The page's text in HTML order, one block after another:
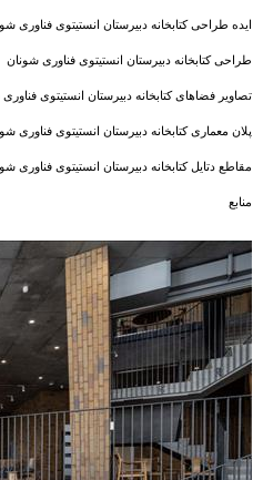
ایده طراحی کتابخانه دبیرستان انستیتوی فناوری
طراحی کتابخانه دبیرستان انستیتوی فناوری شونان
تصاویر فضاهای کتابخانه دبیرستان انستیتوی
پلان معماری کتابخانه دبیرستان انستیتوی فناوری
مقاطع دتایل کتابخانه دبیرستان انستیتوی فناوری
منابع